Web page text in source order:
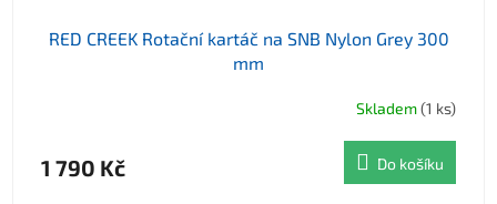
RED CREEK Rotační kartáč na SNB Nylon Grey 300
mm
Skladem(1 ks)
1 790 Kč Do košíku